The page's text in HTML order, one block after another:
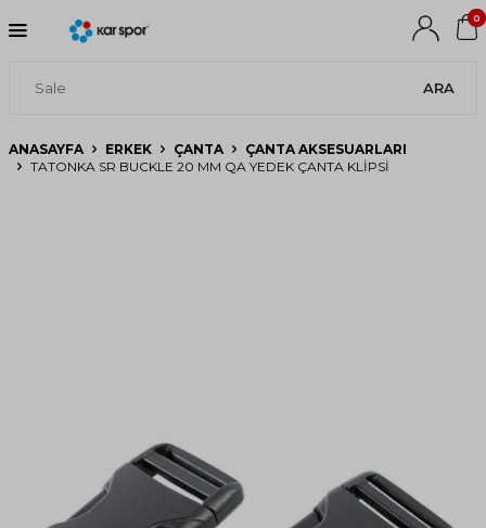
ARA
0
ANASAYFA ERKEK ÇANTA
ÇANTA AKSESUARLARI
TATONKA SR BUCKLE 20 MM QA YEDEK ÇANTA KLIPSI